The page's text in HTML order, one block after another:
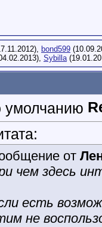
bond599
Sybilla
от
чем здесь
есть
не